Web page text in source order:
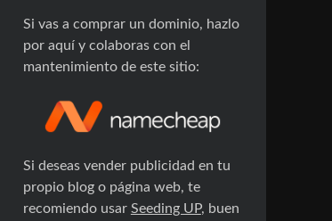
Si vas a comprar un dominio, hazlo
por aquí y colaboras con el
mantenimiento de este sitio:
Si deseas vender publicidad en tu
propio blog o página web, te
recomiendo usar Seeding UP, buen